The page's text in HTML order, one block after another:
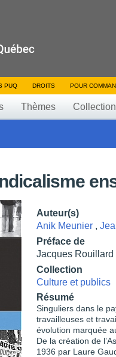
PUQ DROITS POUR
Thèmes
Auteur(s)
Anik Meunier ,
Préface de
Jacques Rouillard
Collection
Culture et publics
Résumé
Singuliers dans le
travailleuses et
évolution marquée
De la création de
1936 par Laure